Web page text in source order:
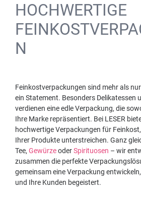
HOCHWERTIGE
N
Feinkostverpackungen sind mehr als
ein Statement. Besonders Delikatessen
verdienen eine edle Verpackung, die
Ihre Marke repräsentiert. Bei LESER
hochwertige Verpackungen für
Ihrer Produkte unterstreichen. Ganz
Tee, GewürzeoderSpirituosen – wir
zusammen die perfekte
gemeinsam eine Verpackung
und Ihre Kunden begeistert.